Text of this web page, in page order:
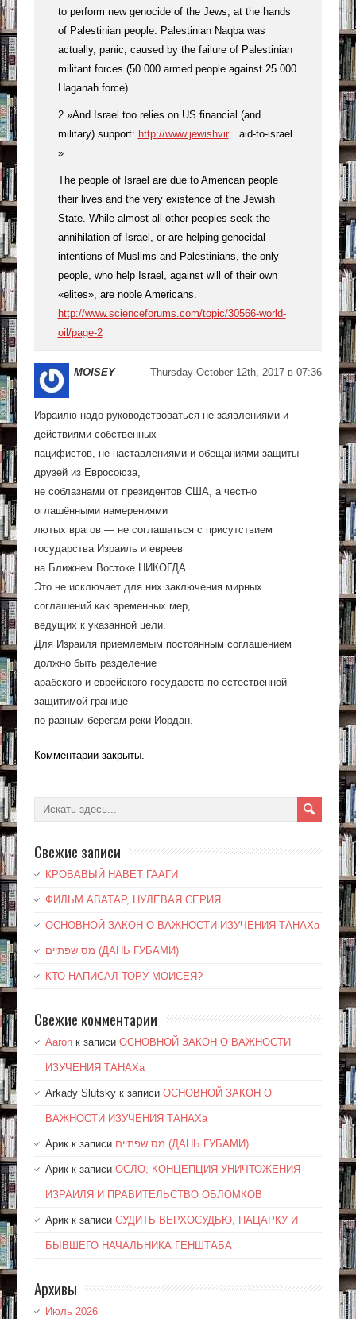
to perform new genocide of the Jews, at the hands
of Palestinian people. Palestinian Naqba was
actually, panic, caused by the failure of Palestinian
militant forces (50.000 armed people against 25.000
Haganah force).
2.»And Israel too relies on US financial (and
military) support: http://www.jewishvir…aid-to-israel
»
The people of Israel are due to American people
their lives and the very existence of the Jewish
State. While almost all other peoples seek the
annihilation of Israel, or are helping genocidal
intentions of Muslims and Palestinians, the only
people, who help Israel, against will of their own
«elites», are noble Americans.
http://www.scienceforums.com/topic/30566-world-
oil/page-2
MOISEY Thursday October 12th, 2017 в 07:36
Израилю надо руководствоваться не заявлениями и
действиями собственных
пацифистов, не наставлениями и обещаниями защиты
друзей из Евросоюза,
не соблазнами от президентов США, а честно
оглашёнными намерениями
лютых врагов — не соглашаться с присутствием
государства Израиль и евреев
на Ближнем Востоке НИКОГДА.
Это не исключает для них заключения мирных
соглашений как временных мер,
ведущих к указанной цели.
Для Израиля приемлемым постоянным соглашением
должно быть разделение
арабского и еврейского государств по естественной
защитимой границе —
по разным берегам реки Иордан.
Комментарии закрыты.
Свежие записи
КРОВАВЫЙ НАВЕТ ГААГИ
ФИЛЬМ АВАТАР, НУЛЕВАЯ СЕРИЯ
ОСНОВНОЙ ЗАКОН О ВАЖНОСТИ ИЗУЧЕНИЯ ТАНАХа
מס שפתיים (ДАНЬ ГУБАМИ)
КТО НАПИСАЛ ТОРУ МОИСЕЯ?
Свежие комментарии
Aaronк записи ОСНОВНОЙ ЗАКОН О ВАЖНОСТИ
ИЗУЧЕНИЯ ТАНАХа
Arkady Slutskyк записи ОСНОВНОЙ ЗАКОН О
ВАЖНОСТИ ИЗУЧЕНИЯ ТАНАХа
Арикк записи מס שפתיים (ДАНЬ ГУБАМИ)
Арикк записи ОСЛО, КОНЦЕПЦИЯ УНИЧТОЖЕНИЯ
ИЗРАИЛЯ И ПРАВИТЕЛЬСТВО ОБЛОМКОВ
Арикк записи СУДИТЬ ВЕРХОСУДЬЮ, ПАЦАРКУ И
БЫВШЕГО НАЧАЛЬНИКА ГЕНШТАБА
Архивы
Июль 2026